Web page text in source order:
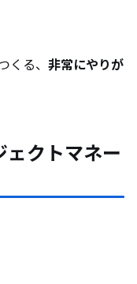
る、 非常にやりが
クトマネー